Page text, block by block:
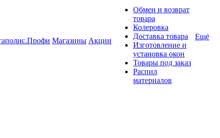
Магазины Акции
Обмен и возврат
товара
Колеровка
Доставка товара
Изготовление и
установка окон
Товары под заказ
Распил
материалов
Ещё